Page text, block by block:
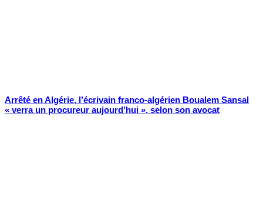
Arrêté en Algérie, l’écrivain franco-algérien Boualem Sansal
« verra un procureur aujourd’hui », selon son avocat